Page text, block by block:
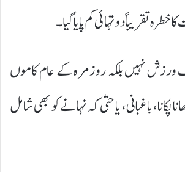
تقریباً دو تہائی کم پایا گیا۔
نہیں بلکہ روزمرہ کے عام کاموں
پکانا، باغبانی، یا حتیٰ کہ نہانے کو بھی شامل